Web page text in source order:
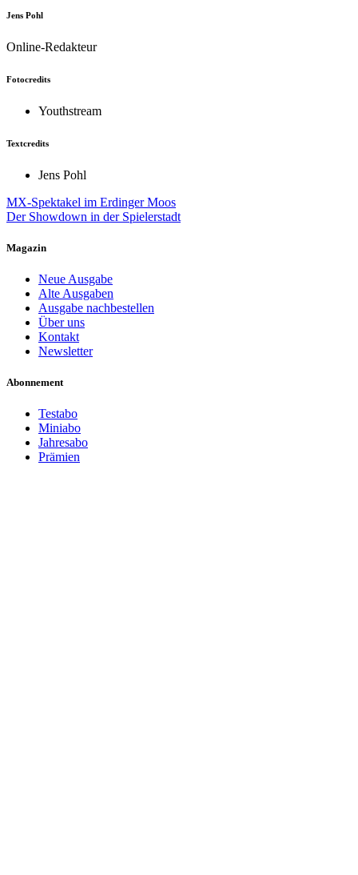
Jens Pohl
Online-Redakteur
Fotocredits
Youthstream
Textcredits
Jens Pohl
Beitragsnavigation
MX-Spektakel im Erdinger Moos
Der Showdown in der Spielerstadt
Magazin
Neue Ausgabe
Alte Ausgaben
Ausgabe nachbestellen
Über uns
Kontakt
Newsletter
Abonnement
Testabo
Miniabo
Jahresabo
Prämien